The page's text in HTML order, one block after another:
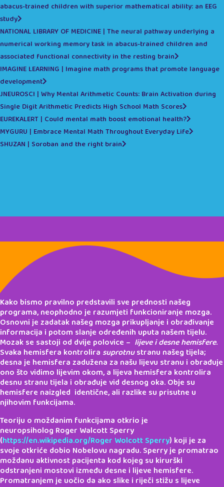
abacus-trained children with superior mathematical ability: an EEG
study
NATIONAL LIBRARY OF MEDICINE | The neural pathway underlying a
numerical working memory task in abacus-trained children and
associated functional connectivity in the resting brain
IMAGINE LEARNING | Imagine math programs that promote language
development
JNEUROSCI | Why Mental Arithmetic Counts: Brain Activation during
Single Digit Arithmetic Predicts High School Math Scores
EUREKALERT | Could mental math boost emotional health?
MYGURU | Embrace Mental Math Throughout Everyday Life
SHUZAN | Soroban and the right brain
Kako bismo pravilno predstavili sve prednosti našeg
programa, neophodno je razumjeti funkcioniranje mozga.
Osnovni je zadatak našeg mozga prikupljanje i obrađivanje
informacija i potom slanje određenih uputa našem tijelu.
Mozak se sastoji od dvije polovice – lijeve i desne hemisfere.
Svaka hemisfera kontrolira suprotnustranu našeg tijela;
desna je hemisfera zadužena za našu lijevu stranu i obrađuje
ono što vidimo lijevim okom, a lijeva hemisfera kontrolira
desnu stranu tijela i obrađuje vid desnog oka. Obje su
hemisfere naizgled identične, ali razlike su prisutne u
njihovim funkcijama.
Teoriju o moždanim funkcijama otkrio je
neuropsiholog Roger Walcott Sperry
(https://en.wikipedia.org/Roger Wolcott Sperry) koji je za
svoje otkriće dobio Nobelovu nagradu. Sperry je promatrao
moždanu aktivnost pacijenta kod kojeg su kirurški
odstranjeni mostovi između desne i lijeve hemisfere.
Promatranjem je uočio da ako slike i riječi stižu s lijeve